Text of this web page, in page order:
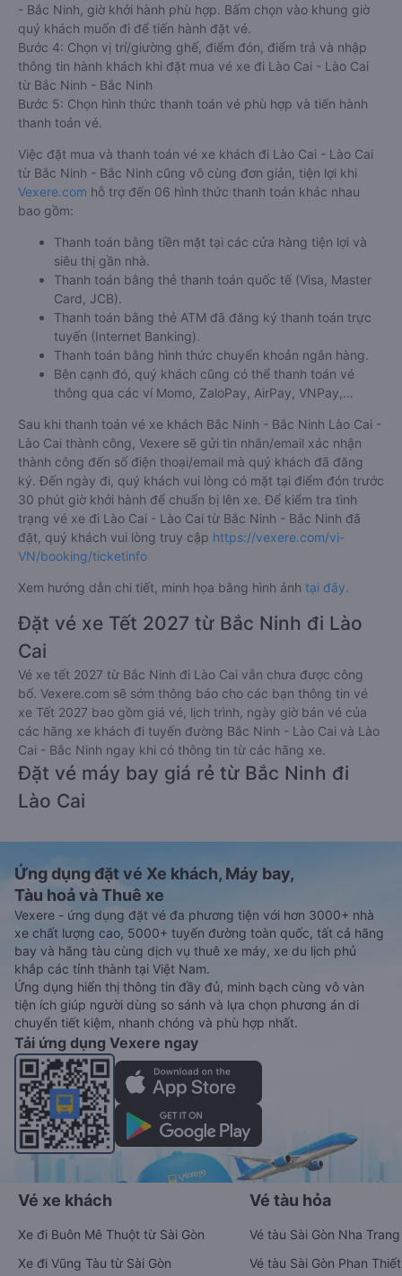
- Bắc Ninh, giờ khởi hành phù hợp. Bấm chọn vào khung giờ
quý khách muốn đi để tiến hành đặt vé.
Bước 4: Chọn vị trí/giường ghế, điểm đón, điểm trả và nhập
thông tin hành khách khi đặt mua vé xe đi Lào Cai - Lào Cai
từ Bắc Ninh - Bắc Ninh
Bước 5: Chọn hình thức thanh toán vé phù hợp và tiến hành
thanh toán vé.
Việc đặt mua và thanh toán vé xe khách đi Lào Cai - Lào Cai
từ Bắc Ninh - Bắc Ninh cũng vô cùng đơn giản, tiện lợi khi
Vexere.com hỗ trợ đến 06 hình thức thanh toán khác nhau
bao gồm:
Thanh toán bằng tiền mặt tại các cửa hàng tiện lợi và
siêu thị gần nhà.
Thanh toán bằng thẻ thanh toán quốc tế (Visa, Master
Card, JCB).
Thanh toán bằng thẻ ATM đã đăng ký thanh toán trực
tuyến (Internet Banking).
Thanh toán bằng hình thức chuyển khoản ngân hàng.
Bên cạnh đó, quý khách cũng có thể thanh toán vé
thông qua các ví Momo, ZaloPay, AirPay, VNPay,…
Sau khi thanh toán vé xe khách Bắc Ninh - Bắc Ninh Lào Cai -
Lào Cai thành công, Vexere sẽ gửi tin nhắn/email xác nhận
thành công đến số điện thoại/email mà quý khách đã đăng
ký. Đến ngày đi, quý khách vui lòng có mặt tại điểm đón trước
30 phút giờ khởi hành để chuẩn bị lên xe. Để kiểm tra tình
trạng vé xe đi Lào Cai - Lào Cai từ Bắc Ninh - Bắc Ninh đã
đặt, quý khách vui lòng truy cập https://vexere.com/vi-
VN/booking/ticketinfo
Xem hướng dẫn chi tiết, minh họa bằng hình ảnh tại đây.
Đặt vé xe Tết 2027 từ Bắc Ninh đi Lào
Cai
Vé xe tết 2027 từ Bắc Ninh đi Lào Cai vẫn chưa được công
bố. Vexere.com sẽ sớm thông báo cho các bạn thông tin vé
xe Tết 2027 bao gồm giá vé, lịch trình, ngày giờ bán vé của
các hãng xe khách đi tuyến đường Bắc Ninh - Lào Cai và Lào
Cai - Bắc Ninh ngay khi có thông tin từ các hãng xe.
Đặt vé máy bay giá rẻ từ Bắc Ninh đi
Lào Cai
Ứng dụng đặt vé Xe khách, Máy bay,
Tàu hoả và Thuê xe
Vexere - ứng dụng đặt vé đa phương tiện với hơn 3000+ nhà
xe chất lượng cao, 5000+ tuyến đường toàn quốc, tất cả hãng
bay và hãng tàu cùng dịch vụ thuê xe máy, xe du lịch phủ
khắp các tỉnh thành tại Việt Nam.
Ứng dụng hiển thị thông tin đầy đủ, minh bạch cùng vô vàn
tiện ích giúp người dùng so sánh và lựa chọn phương án di
chuyển tiết kiệm, nhanh chóng và phù hợp nhất.
Tải ứng dụng Vexere ngay
Vé xe khách
Xe đi Buôn Mê Thuột từ Sài Gòn
Xe đi Vũng Tàu từ Sài Gòn
Vé tàu hỏa
Vé tàu Sài Gòn Nha Trang
Vé tàu Sài Gòn Phan Thiết